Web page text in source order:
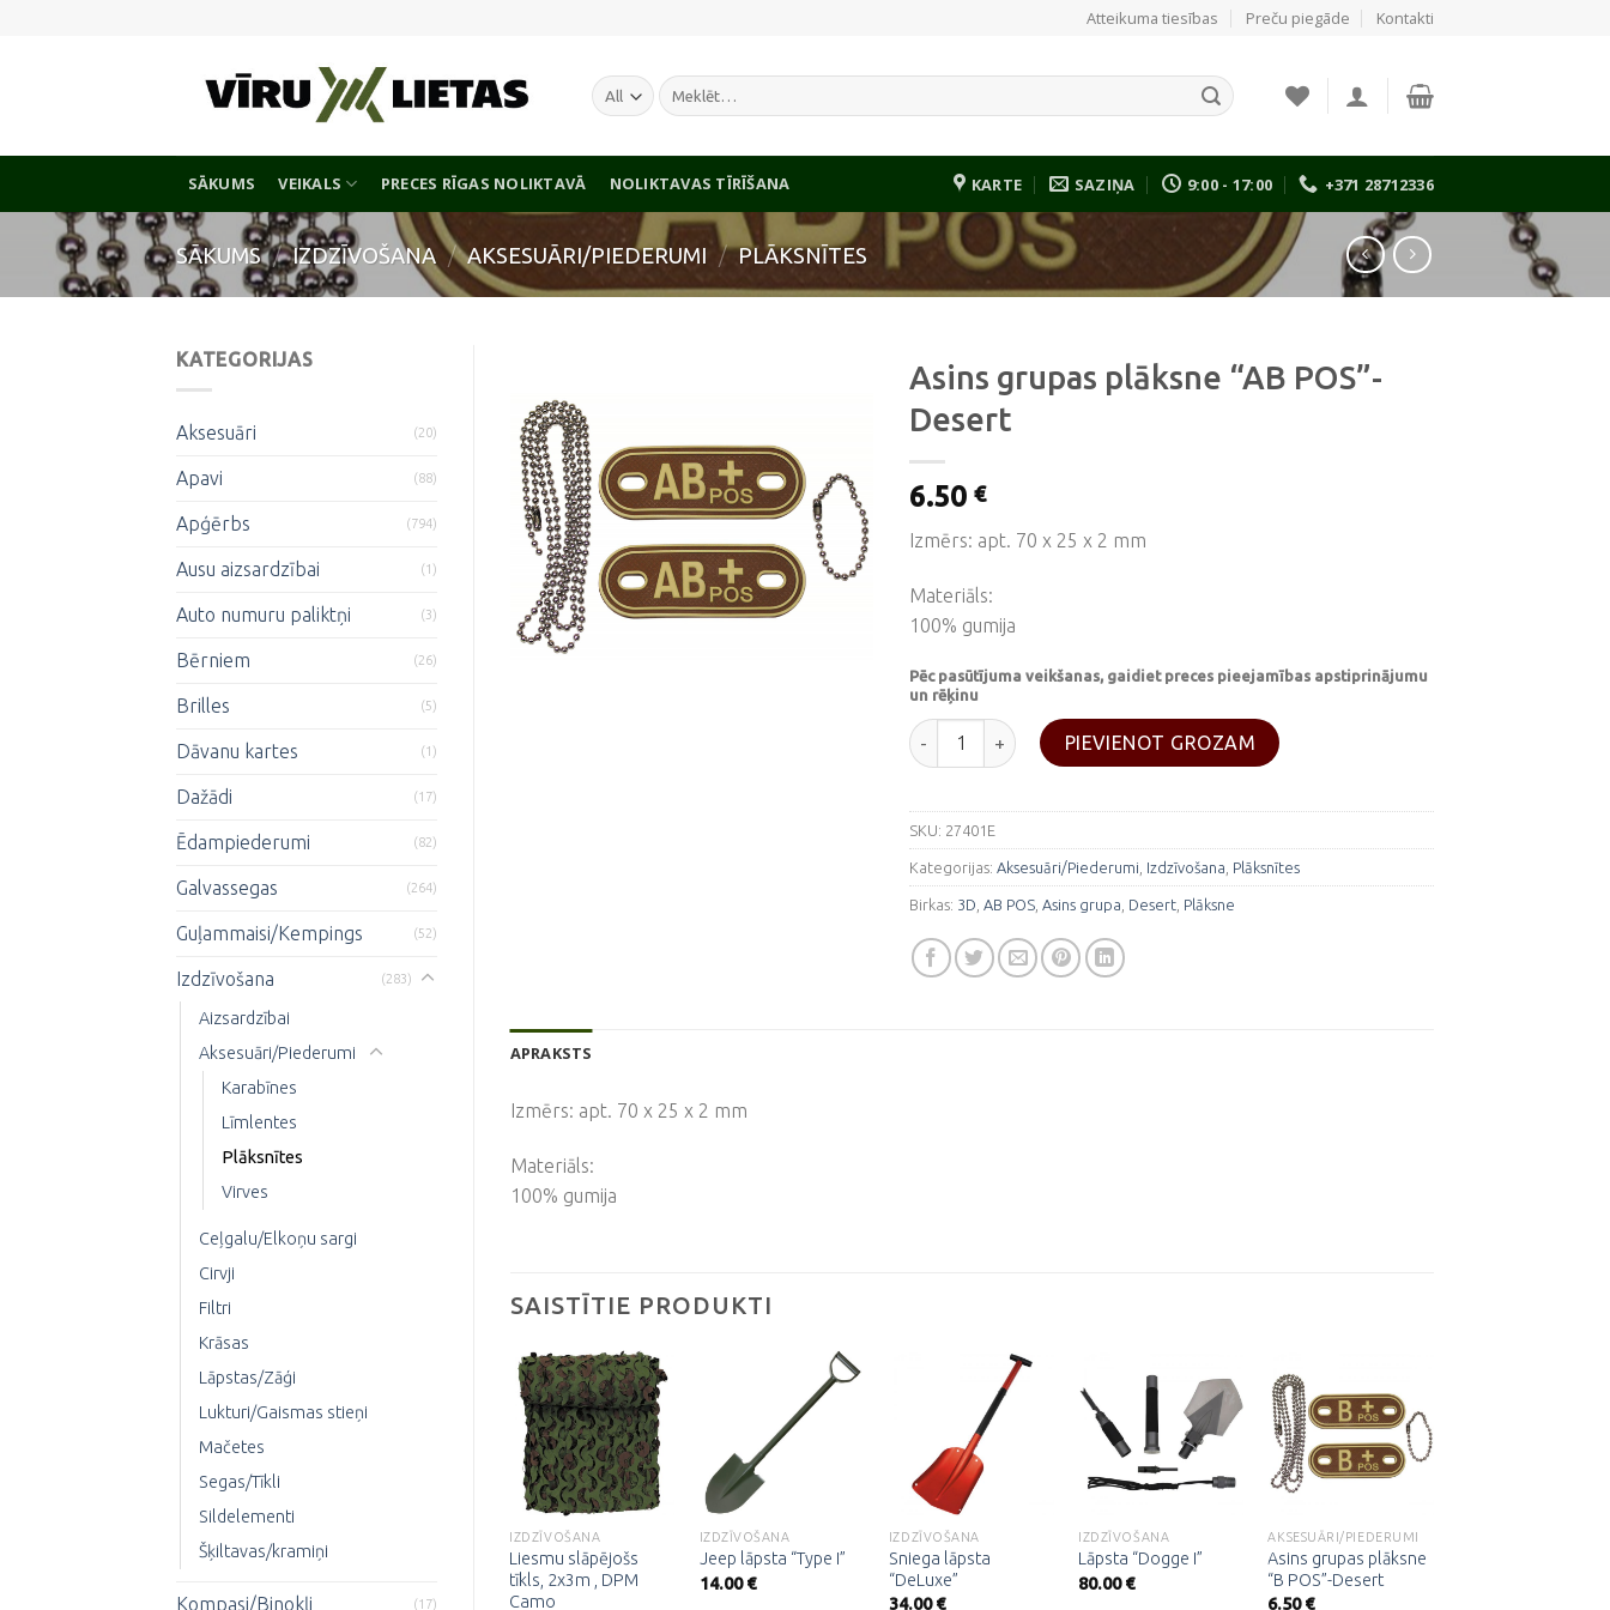
Atteikuma tiesības Preču piegāde Kontakti
Meklēt:
SĀKUMS VEIKALS PRECES RĪGAS NOLIKTAVĀ NOLIKTAVAS TĪRĪŠANA KARTE SAZIŅA 9:00 - 17:00 +371 28712336
SĀKUMS / IZDZĪVOŠANA / AKSESUĀRI/PIEDERUMI / PLĀKSNĪTES
KATEGORIJAS
Aksesuāri (20)
Apavi (88)
Apģērbs (794)
Ausu aizsardzībai (1)
Auto numuru paliktņi (3)
Bērniem (26)
Brilles (5)
Dāvanu kartes (1)
Dažādi (17)
Ēdampiederumi (82)
Galvassegas (264)
Guļammaisi/Kempings (52)
Izdzīvošana (283)
Aizsardzībai
Aksesuāri/Piederumi
Karabīnes
Līmlentes
Plāksnītes
Virves
Ceļgalu/Elkoņu sargi
Cirvji
Filtri
Krāsas
Lāpstas/Zāģi
Lukturi/Gaismas stieņi
Mačetes
Segas/Tīkli
Sildelementi
Šķiltavas/kramiņi
Kompasi/Binokļi (17)
Pievienot
vēlmju
sarakstam
Asins grupas plāksne “AB POS”-
Desert
6.50€
Izmērs: apt. 70 x 25 x 2 mm
Materiāls:
100% gumija
Pēc pasūtījuma veikšanas, gaidiet preces pieejamības apstiprinājumu
un rēķinu
Asins grupas plāksne "AB POS"-Desert daudzums
PIEVIENOT GROZAM
SKU: 27401E
Kategorijas:Aksesuāri/Piederumi Izdzīvošana Plāksnītes
Birkas: 3D ,AB POS ,Asins grupa Desert Plāksne
APRAKSTS
Izmērs: apt. 70 x 25 x 2 mm
Materiāls:
100% gumija
SAISTĪTIE PRODUKTI
Pievienot
vēlmju
sarakstam
IZDZĪVOŠANA
Liesmu slāpējošs
tīkls, 2x3m , DPM
Camo
IZDZĪVOŠANA
Jeep lāpsta “Type I”
14.00€
Pievienot
sarakstam
IZDZĪVOŠANA
Sniega lāpsta
“DeLuxe”
34.00€
Pievienot
vēlmju
sarakstam
IZDZĪVOŠANA
Lāpsta “Dogge I”
80.00€
Pievienot
vēlmju
AKSESUĀRI/PIEDERUMI
Asins grupas plāksne
“B POS”-Desert
6.50€
Pievienot
vēlmju
sarakstam
Haki “Speed Lace”
€
Asins grupas plāksne